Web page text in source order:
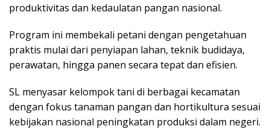
produktivitas dan kedaulatan pangan nasional.
Program ini membekali petani dengan pengetahuan
praktis mulai dari penyiapan lahan, teknik budidaya,
perawatan, hingga panen secara tepat dan efisien.
SL menyasar kelompok tani di berbagai kecamatan
dengan fokus tanaman pangan dan hortikultura sesuai
kebijakan nasional peningkatan produksi dalam negeri.